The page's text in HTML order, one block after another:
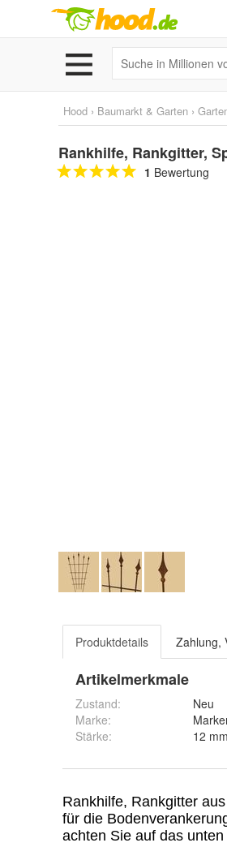
Hood › Baumarkt & Garten ›
Rankhilfe, Rankgitter,
1 Bewertung
Produktdetails Zahlung,
Artikelmerkmale
Zustand:
Neu
Marke:
Stärke: 12 mm